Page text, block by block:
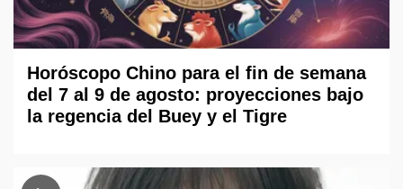
Horóscopo Chino para el fin de semana
del 7 al 9 de agosto: proyecciones bajo
la regencia del Buey y el Tigre